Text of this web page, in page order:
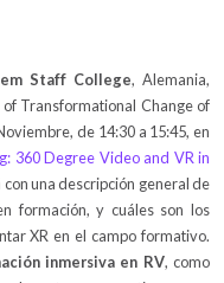
Staff College, Alemania,
Transformational Change of
de 14:30 a 15:45, en
360 Degree Video and VR in
con una descripción general de
formación, y cuáles son los
XR en el campo formativo.
inmersiva en RV, como